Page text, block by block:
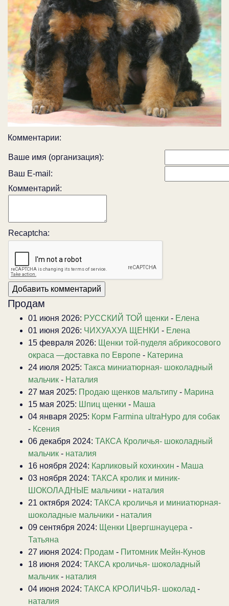
Комментарии:
Ваше имя (организация):
Ваш E-mail:
Комментарий:
Recaptcha:
Продам
01 июня 2026: РУССКИЙ ТОЙ щенки - Елена
01 июня 2026: ЧИХУАХУА ЩЕНКИ - Елена
15 февраля 2026: Щенки той-пуделя абрикосового
окраса —доставка по Европе - Катерина
24 июля 2025: Такса миниатюрная- шоколадный
мальчик - Наталия
27 мая 2025: Продаю щенков мальтипу - Марина
15 мая 2025: Шпиц щенки - Маша
04 января 2025: Корм Farmina ultraHypo для собак
- Ксения
06 декабря 2024: ТАКСА Кроличья- шоколадный
мальчик - наталия
16 ноября 2024: Карликовый кохинхин - Маша
03 ноября 2024: ТАКСА кролик и миник-
ШОКОЛАДНЫЕ мальчики - наталия
21 октября 2024: ТАКСА кроличья и миниатюрная-
шоколадные мальчики - наталия
09 сентября 2024: Щенки Цвергшнауцера -
Татьяна
27 июня 2024: Продам - Питомник Мейн-Кунов
18 июня 2024: ТАКСА кроличья- шоколадный
мальчик - наталия
04 июня 2024: ТАКСА КРОЛИЧЬЯ- шоколад -
наталия